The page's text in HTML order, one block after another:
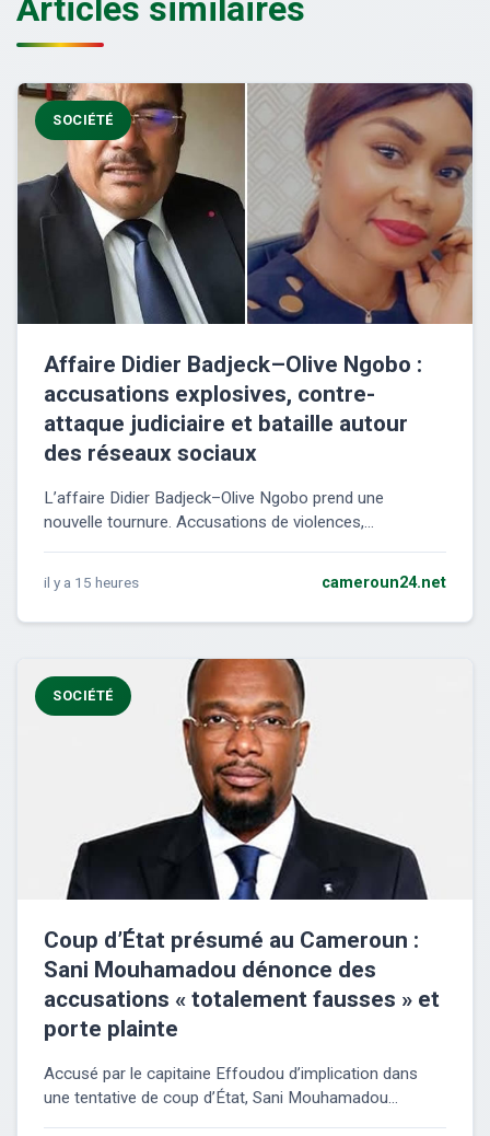
Articles similaires
SOCIÉTÉ
Affaire Didier Badjeck–Olive Ngobo :
accusations explosives, contre-
attaque judiciaire et bataille autour
des réseaux sociaux
L’affaire Didier Badjeck–Olive Ngobo prend une
nouvelle tournure. Accusations de violences,...
il y a 15 heures cameroun24.net
SOCIÉTÉ
Coup d’État présumé au Cameroun :
Sani Mouhamadou dénonce des
accusations « totalement fausses » et
porte plainte
Accusé par le capitaine Effoudou d’implication dans
une tentative de coup d’État, Sani Mouhamadou...